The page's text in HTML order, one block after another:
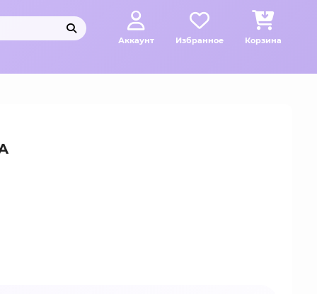
Аккаунт Избранное Корзина